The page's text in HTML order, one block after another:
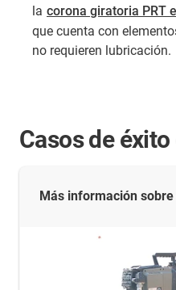
la corona giratoria PRT
que cuenta con
no requieren lubricación.
Casos de
Más información sobre